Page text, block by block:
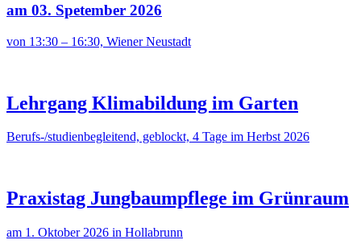
am 03. Spetember 2026
von 13:30 – 16:30, Wiener Neustadt
Lehrgang Klimabildung im Garten
Berufs-/studienbegleitend, geblockt, 4 Tage im Herbst 2026
Praxistag Jungbaumpflege im Grünraum
am 1. Oktober 2026 in Hollabrunn